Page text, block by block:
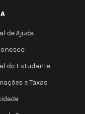
de Ajuda
do Estudante
e Taxas